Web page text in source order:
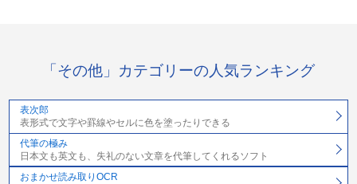
「その他」カテゴリーの人気ランキング
表次郎
表形式で文字や罫線やセルに色を塗ったりできる
代筆の極み
日本文も英文も、失礼のない文章を代筆してくれるソフト
おまかせ読み取りOCR